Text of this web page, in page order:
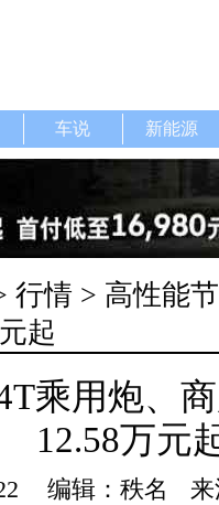
车说 新能源
行情 > 高性能
起
乘用炮、
12.58万元
编辑：秩名